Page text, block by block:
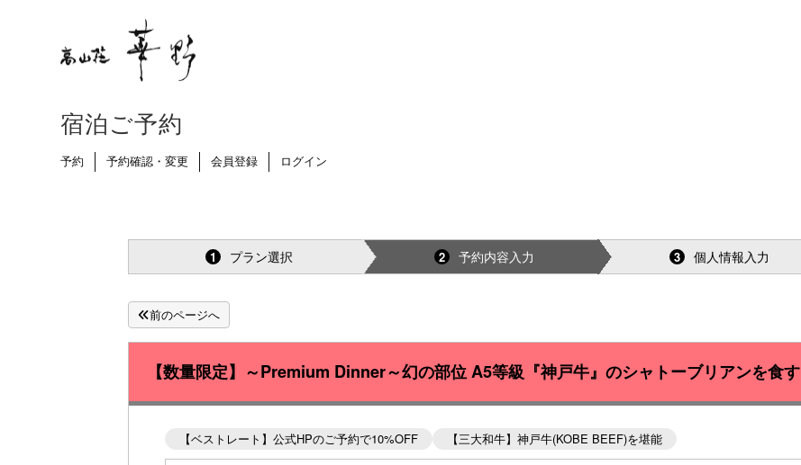
宿泊ご予約
予約 予約確認・変更 会員登録 ログイン
1 プラン選択 2 予約内容入力 3 個人情報入力
前のページへ
【数量限定】～Premium Dinner～幻の部位 A5等級『神戸牛』のシャトーブリアンを食す
【ベストレート】公式HPのご予約で10%OFF 【三大和牛】神戸牛(KOBE BEEF)を堪能